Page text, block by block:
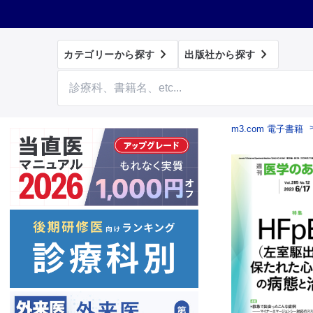
カテゴリーから探す  出版社から探す 
m3.com 電子書籍